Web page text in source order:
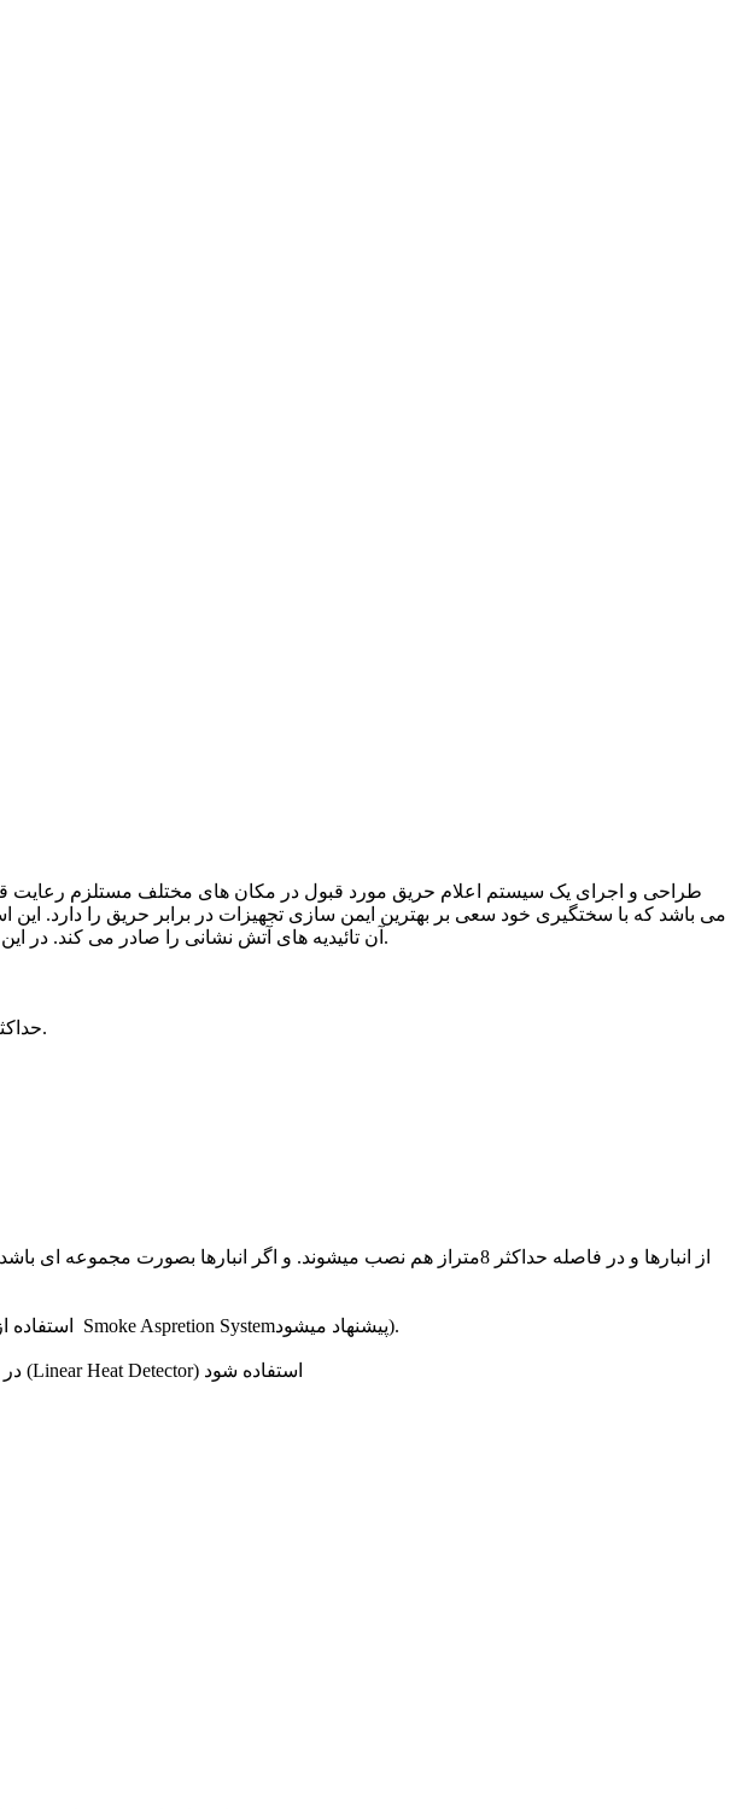
طراحی و اجرای یک سیستم اعلام حریق مورد قبول در مکان های مختلف مستلزم رعایت
آن تائیدیه های آتش نشانی را صادر می کند. در این مقاله سعی بر آن داریم دستور العمل های طراحی و احرای سیست اعلام حریق بر پایه این استاندارد را بیان کنیم.
3- حداکثر تعداد المان های هر زون (شامل شستی و دیتکتور ..) 24 المان است و بهتر است حد اکثر 20 عدد منظور گردد.
13- هر موتورخانه و چاهک آسانسور میبایست دارای یک زون مجزا از دیتکتورهای دودی باشد(استفاده از ردیاب مکنده دودی Smoke Aspretion Systemپیشنهاد میشود).